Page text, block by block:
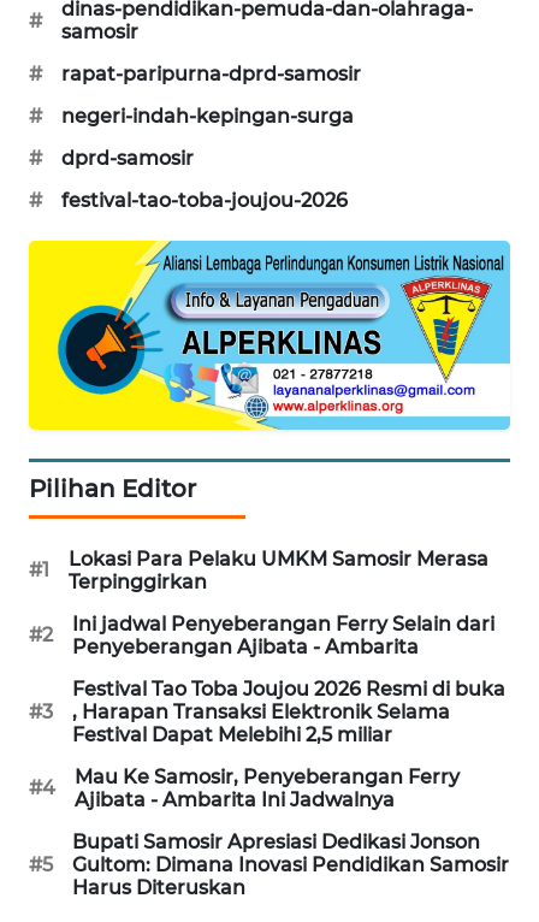
#
dinas-pendidikan-pemuda-dan-olahraga-
samosir
#
rapat-paripurna-dprd-samosir
#
negeri-indah-kepingan-surga
#
dprd-samosir
#
festival-tao-toba-joujou-2026
Pilihan Editor
#1
Lokasi Para Pelaku UMKM Samosir Merasa
Terpinggirkan
#2
Ini jadwal Penyeberangan Ferry Selain dari
Penyeberangan Ajibata - Ambarita
#3
Festival Tao Toba Joujou 2026 Resmi di buka
, Harapan Transaksi Elektronik Selama
Festival Dapat Melebihi 2,5 miliar
#4
Mau Ke Samosir, Penyeberangan Ferry
Ajibata - Ambarita Ini Jadwalnya
#5
Bupati Samosir Apresiasi Dedikasi Jonson
Gultom: Dimana Inovasi Pendidikan Samosir
Harus Diteruskan
WN
SAMOSIR
WN
LAWAS
SUMEDANG
WN
CIANJUR
SERIBU
WN
TANGERANG
WN
BINJAI
WN
CIREBON
WN
INDRAMAYU